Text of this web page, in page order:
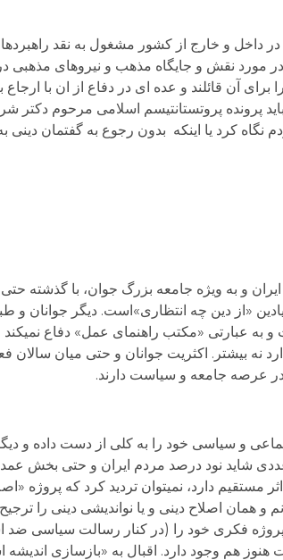
داخل و خارج از کشور مشغول به نقد
نقش و جایگاه مذهب و نیروهای مذهبی
برای آن قائلند و عده ای در دفاع از ان با
پرونده پروتستانتیسم اسلامی مرحوم دکتر
کرد یا اینکه بدون رجوع به گفتمان دینی
و به ویژه جامعه بزرگ جوان، با گذشته
«از دین چه انتظاری»است. دیگر جوانان
به عبارتی «مکتب راهنمای عمل» دفاع نمی­کند
نه بیشتر. اکثریت جوانان و حتی میان
عرصه جامعه و سیاست دارند.
و سیاسی خود را به کلی از دست داده و
شاید نود درصد مردم ایران و حتی بخش عمدة
دارد، نمی­توان تردید کرد که پروژه
همان اصلاح دینی و یا نواندیشی دینی را
فکری خود را (در کنار رسالت سیاسی
هم وجود دارد. اقبال به «بازسازی